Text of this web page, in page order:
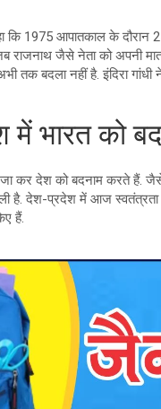
1975 आपातकाल के दौरान
राजनाथ जैसे नेता को अपनी
तक बदला नहीं है. इंदिरा
भारत को
कर देश को बदनाम करते हैं.
है. देश-प्रदेश में आज स्वतंत्रता
हैं.